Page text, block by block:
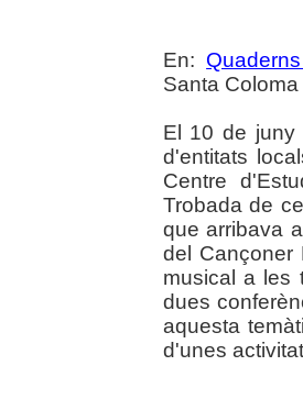
En:
Santa
El 10 de juny
d'entitats
Centre
Trobada de
que arribava
del Cançoner
musical a les
dues
aquesta
d'unes